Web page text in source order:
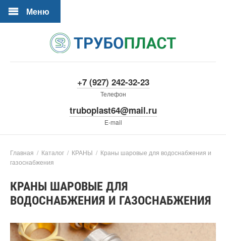
Меню
+7 (927) 242-32-23
Телефон
truboplast64@mail.ru
E-mail
Главная / Каталог / КРАНЫ / Краны шаровые для водоснабжения и
газоснабжения
КРАНЫ ШАРОВЫЕ ДЛЯ
ВОДОСНАБЖЕНИЯ И ГАЗОСНАБЖЕНИЯ